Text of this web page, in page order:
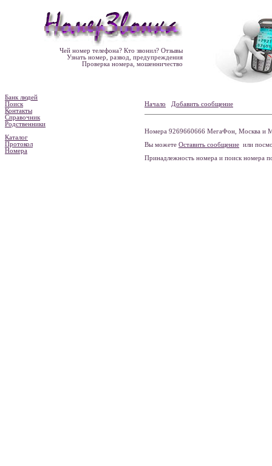
Чей номер телефона? Кто звонил? Отзывы
Узнать номер, развод, предупреждения
Проверка номера, мошенничество
Банк людей
Поиск
Контакты
Справочник
Родственники
Каталог
Протокол
Номера
Начало Добавить сообщение
Номера 9269660666 МегаФон, Москва и
Вы можете Оставить сообщение или
Принадлежность номера и поиск номера